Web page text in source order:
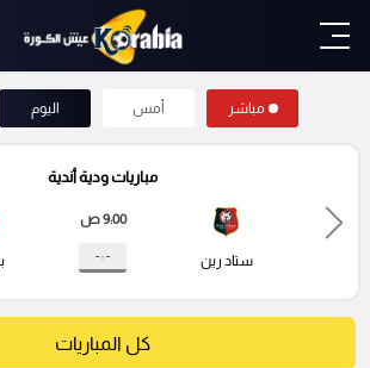
مباشر أمس اليوم
مباريات ودية أندية
ستاد رين
9:00 ص
- : -
كل المباريات